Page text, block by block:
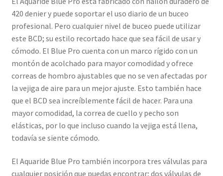
420 denier y puede soportar el uso diario de un buceo
profesional. Pero cualquier nivel de buceo puede utilizar
este BCD; su estilo recortado hace que sea fácil de usar y
cómodo. El Blue Pro cuenta con un marco rígido con un
montón de acolchado para mayor comodidad y ofrece
correas de hombro ajustables que no se ven afectadas por
la vejiga de aire para un mejor ajuste. Esto también hace
que el BCD sea increíblemente fácil de hacer. Para una
mayor comodidad, la correa de cuello y pecho son
elásticas, por lo que incluso cuando la vejiga está llena,
todavía se siente cómodo.
El Aquaride Blue Pro también incorpora tres válvulas para
cualquier posición que puedas encontrar; dos válvulas de